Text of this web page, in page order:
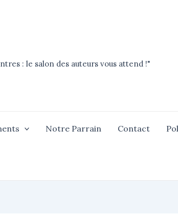
: le salon des auteurs vous attend !"
Notre Parrain Contact